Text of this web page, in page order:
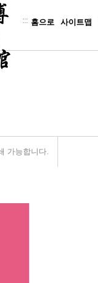
::: 홈으로 사이트맵
가능합니다.